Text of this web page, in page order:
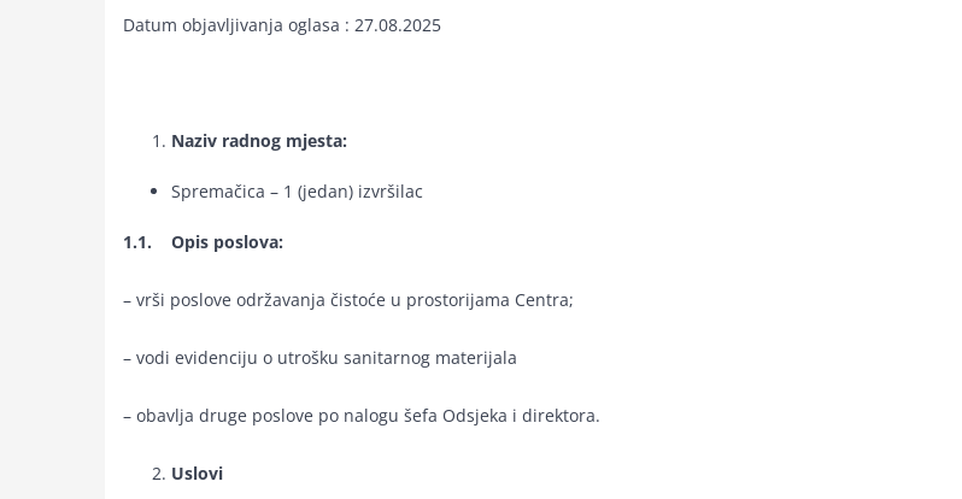
Datum objavljivanja oglasa : 27.08.2025
Naziv radnog mjesta:
Spremačica – 1 (jedan) izvršilac
1.1. Opis poslova:
– vrši poslove održavanja čistoće u prostorijama Centra;
– vodi evidenciju o utrošku sanitarnog materijala
– obavlja druge poslove po nalogu šefa Odsjeka i direktora.
Uslovi